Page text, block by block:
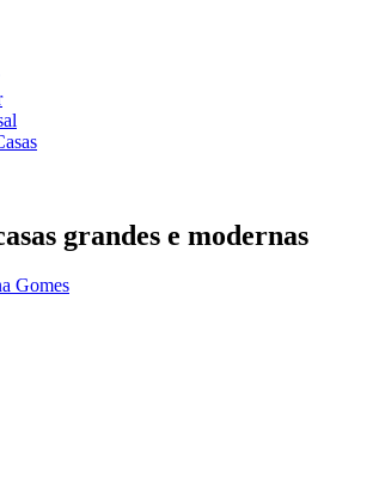
grandes e modernas
Gomes